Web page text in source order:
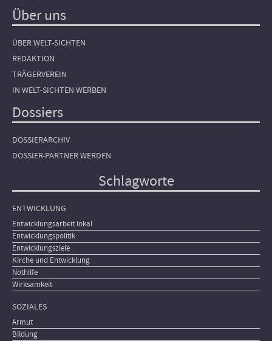
Über uns
ÜBER WELT-SICHTEN
REDAKTION
TRÄGERVEREIN
IN WELT-SICHTEN WERBEN
Dossiers
DOSSIERARCHIV
DOSSIER-PARTNER WERDEN
Schlagworte
ENTWICKLUNG
Entwicklungsarbeit lokal
Entwicklungspolitik
Entwicklungsziele
Kirche und Entwicklung
Nothilfe
Wirksamkeit
SOZIALES
Armut
Bildung